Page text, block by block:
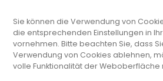
Sie können die Verwendung von
die entsprechenden Einstellungen in
vornehmen. Bitte beachten Sie, dass
Verwendung von Cookies ablehnen,
volle Funktionalität der Weboberfläche